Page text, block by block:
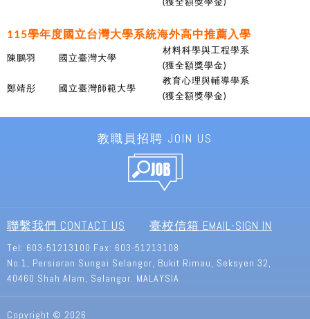
(獲全額獎學金)
115學年度國立台灣大學系統海外高中推薦入學
陳鵬羽 國立臺灣大學
材料科學與工程學系
(獲全額獎學金)
鄭靖彤 國立臺灣師範大學
教育心理與輔導學系
(獲全額獎學金)
教職員招聘 JOIN US
聯繫我們 CONTACT US 臺校信箱 EMAIL-SIGN IN
Tel: 603-51213100 Fax: 603-51213108
No.1, Persiaran Sungai Selangor, Bukit Rimau, Seksyen 32,
40460 Shah Alam, Selangor. MALAYSIA
Copyright © 2026